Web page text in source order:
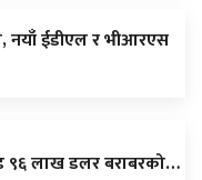
नयाँ ईडीएल र भीआरएस
९६ लाख डलर बराबरको…